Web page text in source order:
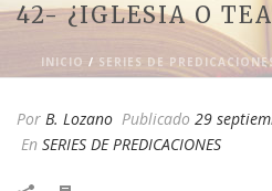
42- ¿IGLESIA O
INICIO / SERIES DE
Por B. Lozano Publicado 29
En SERIES DE PREDICACIONES